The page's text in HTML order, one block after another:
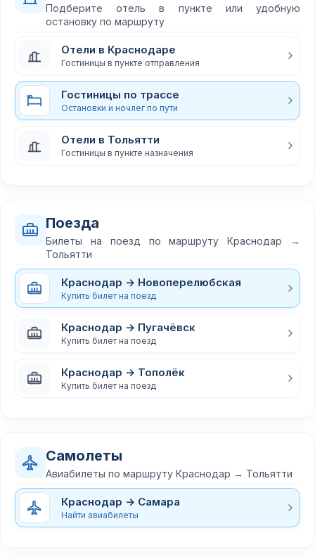
Подберите отель в пункте или удобную
остановку по маршруту
Отели в Краснодаре
Гостиницы в пункте отправления
Гостиницы по трассе
Остановки и ночлег по пути
Отели в Тольятти
Гостиницы в пункте назначения
Поезда
Билеты на поезд по маршруту Краснодар →
Тольятти
Краснодар → Новоперелюбская
Купить билет на поезд
Краснодар → Пугачёвск
Купить билет на поезд
Краснодар → Тополёк
Купить билет на поезд
Самолеты
Авиабилеты по маршруту Краснодар → Тольятти
Краснодар → Самара
Найти авиабилеты